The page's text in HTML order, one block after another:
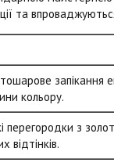
та
запікання
кольору.
перегородки з
відтінків.